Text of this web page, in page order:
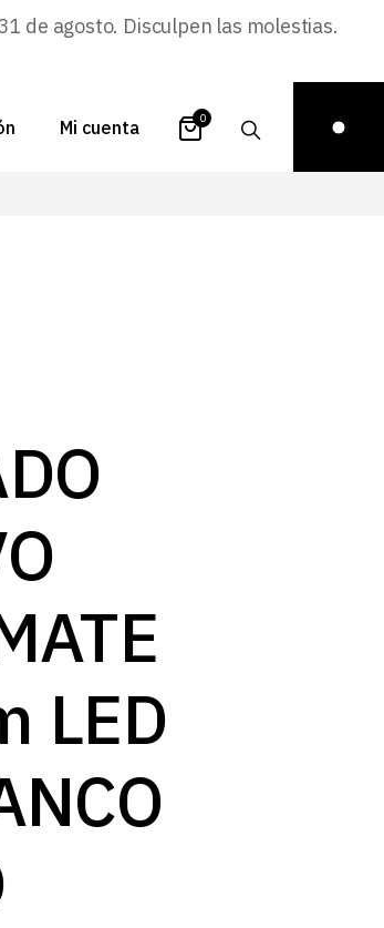
de agosto. Disculpen las molestias.
Mi cuenta 0
LED